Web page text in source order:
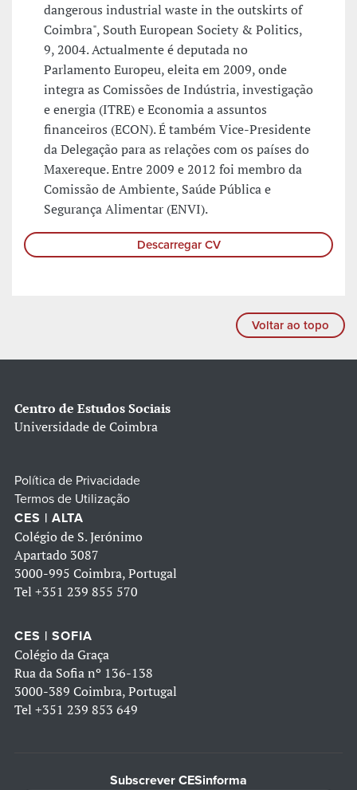
dangerous industrial waste in the outskirts of
Coimbra", South European Society & Politics,
9, 2004. Actualmente é deputada no
Parlamento Europeu, eleita em 2009, onde
integra as Comissões de Indústria, investigação
e energia (ITRE) e Economia a assuntos
financeiros (ECON). É também Vice-Presidente
da Delegação para as relações com os países do
Maxereque. Entre 2009 e 2012 foi membro da
Comissão de Ambiente, Saúde Pública e
Segurança Alimentar (ENVI).
Descarregar CV
Voltar ao topo
Centro de Estudos Sociais
Universidade de Coimbra
Política de Privacidade
Termos de Utilização
CES | ALTA
Colégio de S. Jerónimo
Apartado 3087
3000-995 Coimbra, Portugal
Tel +351 239 855 570
CES | SOFIA
Colégio da Graça
Rua da Sofia nº 136-138
3000-389 Coimbra, Portugal
Tel +351 239 853 649
Subscrever CESinforma